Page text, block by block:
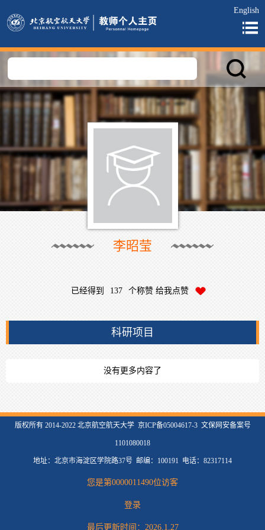
English
李昭莹
已经得到 137 个称赞 给我点赞
科研项目
没有更多内容了
版权所有 2014-2022 北京航空航天大学 京ICP备05004617-3 文保网安备案号
1101080018
地址：北京市海淀区学院路37号 邮编：100191 电话：82317114
您是第0000011490位访客
登录
最后更新时间： 2026.1.27